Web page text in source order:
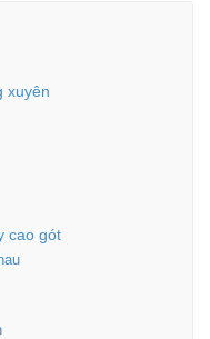
xuyên
cao gót